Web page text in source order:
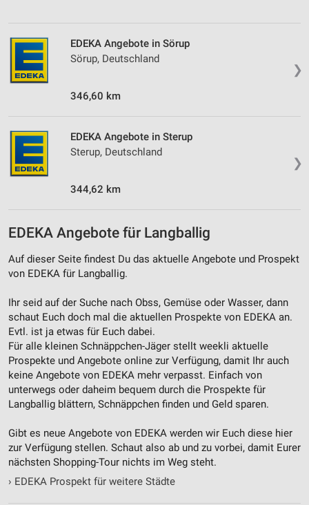
❯
EDEKA Angebote in Sörup
Sörup, Deutschland
346,60 km
❯
EDEKA Angebote in Sterup
Sterup, Deutschland
344,62 km
EDEKA Angebote für Langballig
Auf dieser Seite findest Du das aktuelle Angebote und Prospekt
von EDEKA für Langballig.
Ihr seid auf der Suche nach Obss, Gemüse oder Wasser, dann
schaut Euch doch mal die aktuellen Prospekte von EDEKA an.
Evtl. ist ja etwas für Euch dabei.
Für alle kleinen Schnäppchen-Jäger stellt weekli aktuelle
Prospekte und Angebote online zur Verfügung, damit Ihr auch
keine Angebote von EDEKA mehr verpasst. Einfach von
unterwegs oder daheim bequem durch die Prospekte für
Langballig blättern, Schnäppchen finden und Geld sparen.
Gibt es neue Angebote von EDEKA werden wir Euch diese hier
zur Verfügung stellen. Schaut also ab und zu vorbei, damit Eurer
nächsten Shopping-Tour nichts im Weg steht.
› EDEKA Prospekt für weitere Städte